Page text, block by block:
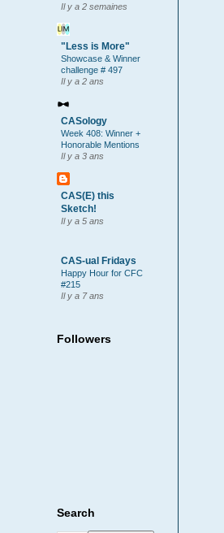
Il y a 2 semaines
"Less is More"
Showcase & Winner
challenge # 497
Il y a 2 ans
CASology
Week 408: Winner +
Honorable Mentions
Il y a 3 ans
CAS(E) this
Sketch!
Il y a 5 ans
CAS-ual Fridays
Happy Hour for CFC
#215
Il y a 7 ans
Followers
Search